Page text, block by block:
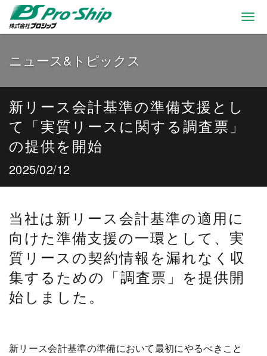
ニュース&トピックス
新リース会計基準の準備支援とし
て「実質リースに関する調査票」
の提供を開始
2025/02/12
当社は新リース会計基準の適用に
向けた準備支援の一環として、実
質リースの契約情報を漏れなく収
集するための「調査票」を提供開
始しました。
新リース会計基準の準備において最初にやるべきこと